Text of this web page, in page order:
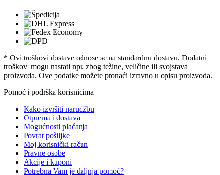
* Ovi troškovi dostave odnose se na standardnu ​​dostavu. Dodatni
troškovi mogu nastati npr. zbog težine, veličine ili svojstava
proizvoda. Ove podatke možete pronaći izravno u opisu proizvoda.
Pomoć i podrška korisnicima
Kako izvršiti narudžbu
Otprema i dostava
Mogućnosti plaćanja
Povrat pošiljke
Moj korisnički račun
Pravne osobe
Akcije i kuponi
Potrebna Vam je daljnja pomoć?